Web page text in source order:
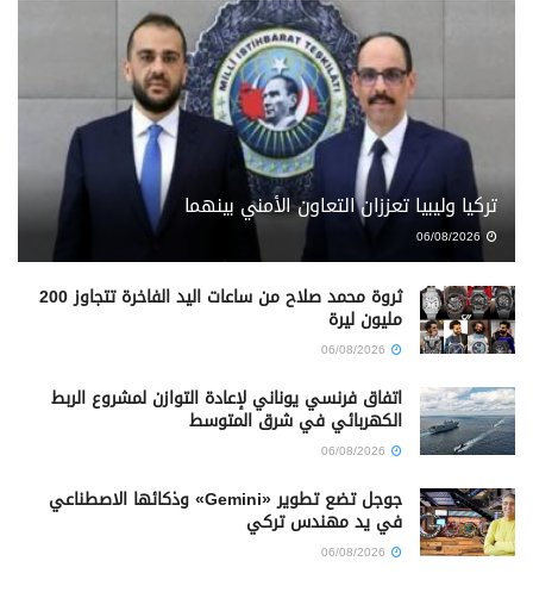
تركيا وليبيا تعززان التعاون الأمني بينهما
06/08/2026
ثروة محمد صلاح من ساعات اليد الفاخرة تتجاوز 200
مليون ليرة
اتفاق فرنسي يوناني لإعادة التوازن لمشروع الربط
الكهربائي في شرق المتوسط
جوجل تضع تطوير «Gemini» وذكائها الاصطناعي
في يد مهندس تركي